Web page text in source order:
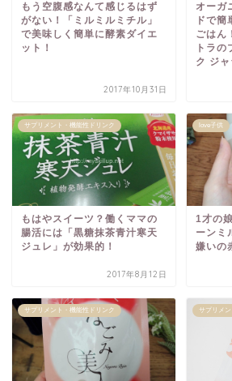
もう空腹感なんて感じるはず
がない！「ミルミルミチル」
で美味しく簡単に酵素ダイエ
ット！
2017年10月31日
オーガ
ドで
ごはん
トラ
ク ジ
サプリメント・機能性ドリンク
もはやスイーツ？働くママの
腸活には「黒糖抹茶青汁寒天
ジュレ」が効果的！
2017年8月12日
love子供
1才の
ーンミ
嫌いの
サプリメント・機能性ドリンク サプリメ